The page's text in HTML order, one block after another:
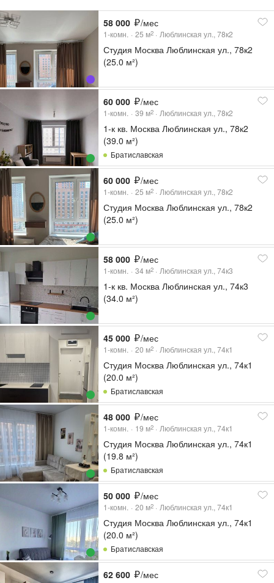
58 000 /мес
1-комн. 25 м2 Люблинская ул., 78к2
Студия Москва Люблинская ул., 78к2
(25.0 м²)
60 000 /мес
1-комн. 39 м2 Люблинская ул., 78к2
1-к кв. Москва Люблинская ул., 78к2
(39.0 м²)
Братиславская
60 000 /мес
1-комн. 25 м2 Люблинская ул., 78к2
Студия Москва Люблинская ул., 78к2
(25.0 м²)
58 000 /мес
1-комн. 34 м2 Люблинская ул., 74к3
1-к кв. Москва Люблинская ул., 74к3
(34.0 м²)
45 000 /мес
1-комн. 20 м2 Люблинская ул., 74к1
Студия Москва Люблинская ул., 74к1
(20.0 м²)
Братиславская
48 000 /мес
1-комн. 19 м2 Люблинская ул., 74к1
Студия Москва Люблинская ул., 74к1
(19.8 м²)
Братиславская
50 000 /мес
1-комн. 20 м2 Люблинская ул., 74к1
Студия Москва Люблинская ул., 74к1
(20.0 м²)
Братиславская
62 600 /мес